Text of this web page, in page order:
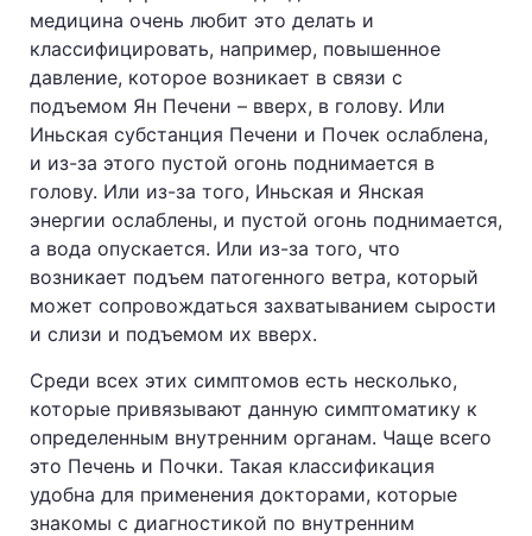
медицина очень любит это делать и
классифицировать, например, повышенное
давление, которое возникает в связи с
подъемом Ян Печени – вверх, в голову. Или
Иньская субстанция Печени и Почек ослаблена,
и из-за этого пустой огонь поднимается в
голову. Или из-за того, Иньская и Янская
энергии ослаблены, и пустой огонь поднимается,
а вода опускается. Или из-за того, что
возникает подъем патогенного ветра, который
может сопровождаться захватыванием сырости
и слизи и подъемом их вверх.
Среди всех этих симптомов есть несколько,
которые привязывают данную симптоматику к
определенным внутренним органам. Чаще всего
это Печень и Почки. Такая классификация
удобна для применения докторами, которые
знакомы с диагностикой по внутренним